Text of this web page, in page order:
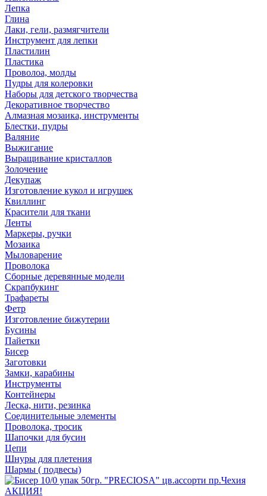
Лепка
Глина
Лаки, гели, размягчители
Инструмент для лепки
Пластилин
Пластика
Проволоа, молды
Пудры для колеровки
Наборы для детского творчества
Декоративное творчество
Алмазная мозаика, инструменты
Блестки, пудры
Валяние
Выжигание
Выращивание кристаллов
Золочение
Декупаж
Изготовление кукол и игрушек
Квиллинг
Красители для ткани
Ленты
Маркеры, ручки
Мозаика
Мыловарение
Проволока
Сборные деревянные модели
Скрапбукинг
Трафареты
Фетр
Изготовление бижутерии
Бусины
Пайетки
Бисер
Заготовки
Замки, карабины
Инструменты
Контейнеры
Леска, нити, резинка
Соединительные элементы
Проволока, тросик
Шапочки для бусин
Цепи
Шнуры для плетения
Шармы ( подвесы)